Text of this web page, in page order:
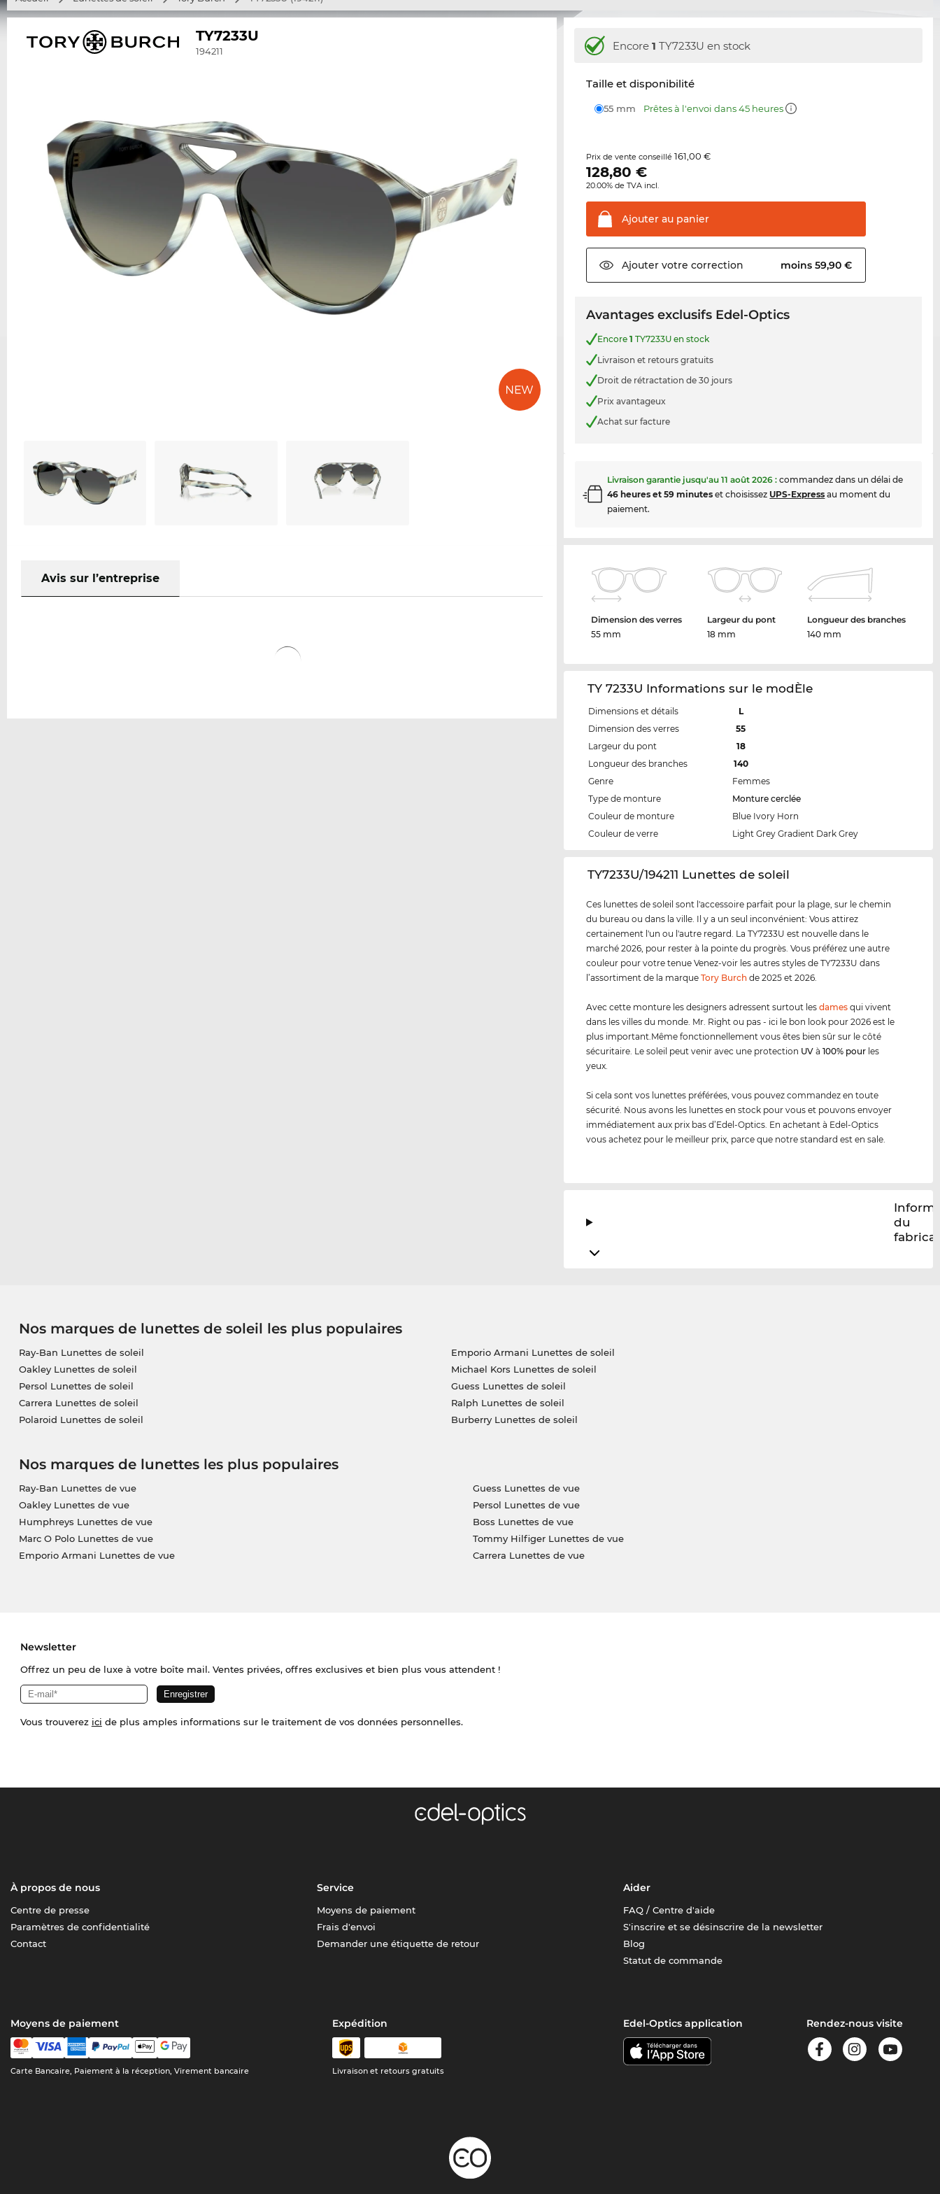
TY7233U
194211
Avis sur l’entreprise
Encore1 TY7233U en stock
Taille et disponibilité
55 mm Prêtes à l'envoi dans 45 heures
Prix de vente conseillé161,00 €
128,80 €
20.00% de TVA incl.
Ajouter au panier
Ajouter votre correction moins 59,90 €
Avantages exclusifs Edel-Optics
Encore1 TY7233U en stock
Livraison et retours gratuits
Droit de rétractation de 30 jours
Prix avantageux
Achat sur facture
Livraison garantie jusqu'au11 août 2026 : commandez dans un délai de
46 heures et 59 minutes et choisissez UPS-Express au moment du
paiement.
Dimension des verres
55 mm
Largeur du pont
18 mm
Longueur des branches
140 mm
TY 7233U Informations sur le modÈle
Dimensions et détails
L
Dimension des verres
55
Largeur du pont
18
Longueur des branches
140
Genre
Femmes
Type de monture
Monture cerclée
Couleur de monture
Blue Ivory Horn
Couleur de verre
Light Grey Gradient Dark Grey
‌TY7233U/194211 Lunettes de soleil
Ces lunettes de soleil sont l'accessoire parfait pour la plage, sur le chemin
du bureau ou dans la ville. Il y a un seul inconvénient: Vous attirez
certainement l'un ou l'autre regard. La TY7233U est nouvelle dans le
marché 2026, pour rester à la pointe du progrès. Vous préférez une autre
couleur pour votre tenue Venez-voir les autres styles de TY7233U dans
l’assortiment de la marqueTory Burch de 2025 et 2026.
Avec cette monture les designers adressent surtout lesdames qui vivent
dans les villes du monde. Mr. Right ou pas - ici le bon look pour 2026 est le
plus important.Même fonctionnellement vous êtes bien sûr sur le côté
sécuritaire. Le soleil peut venir avec une protection UV à100% pour les
yeux.
Si cela sont vos lunettes préférées, vous pouvez commandez en toute
sécurité. Nous avons les lunettes en stock pour vous et pouvons envoyer
immédiatement aux prix bas d’Edel-Optics. En achetant à Edel-Optics
vous achetez pour le meilleur prix, parce que notre standard est en sale.
du
Nos marques de lunettes de soleil les plus populaires
Ray-Ban Lunettes de soleil
Oakley Lunettes de soleil
Persol Lunettes de soleil
Carrera Lunettes de soleil
Polaroid Lunettes de soleil
Emporio Armani Lunettes de soleil
Michael Kors Lunettes de soleil
Guess Lunettes de soleil
Ralph Lunettes de soleil
Burberry Lunettes de soleil
Nos marques de lunettes les plus populaires
Ray-Ban Lunettes de vue
Oakley Lunettes de vue
Humphreys Lunettes de vue
Marc O Polo Lunettes de vue
Emporio Armani Lunettes de vue
Guess Lunettes de vue
Persol Lunettes de vue
Boss Lunettes de vue
Tommy Hilfiger Lunettes de vue
Carrera Lunettes de vue
Newsletter
Offrez un peu de luxe à votre boîte mail. Ventes privées, offres exclusives et bien plus vous attendent !
Vous trouverez ici de plus amples informations sur le traitement de vos données personnelles.
À propos de nous
Centre de presse
Paramètres de confidentialité
Contact
Service
Moyens de paiement
Frais d'envoi
Demander une étiquette de retour
Aider
FAQ / Centre d'aide
S'inscrire et se désinscrire de la newsletter
Blog
Statut de commande
Moyens de paiement
Carte Bancaire, Paiement à la réception, Virement bancaire
Expédition
Livraison et retours gratuits
Edel-Optics application Rendez-nous visite